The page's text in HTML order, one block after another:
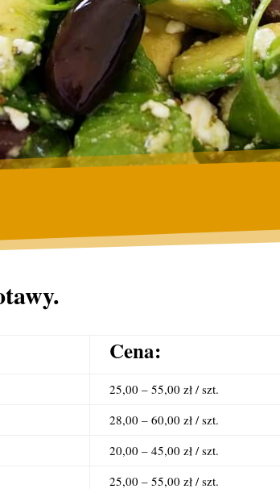
Cena:
25,00 – 55,00 zł / szt.
28,00 – 60,00 zł / szt.
20,00 – 45,00 zł / szt.
25,00 – 55,00 zł / szt.